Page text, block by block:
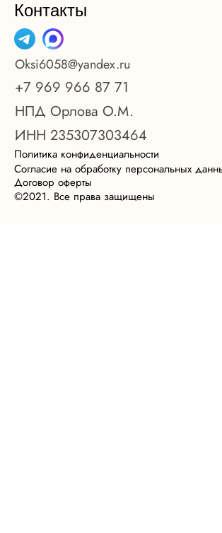
©2021. Все права защищены
Контакты
Oksi6058@yandex.ru
Согласие на обработку персональных
Политика конфиденциальности
Договор оферты
ИНН 235307303464
НПД Орлова О.М.
+7 969 966 87 71